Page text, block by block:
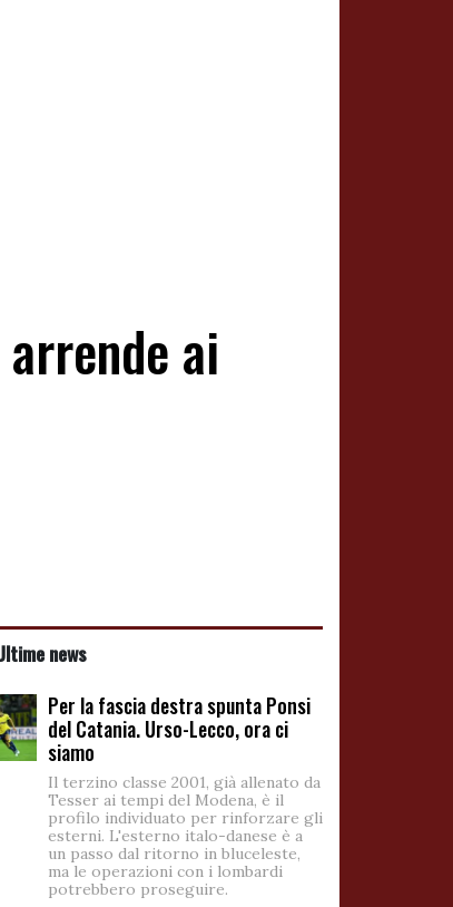
ai
news
Per la fascia destra spunta Ponsi
del Catania. Urso-Lecco, ora ci
siamo
Il terzino classe 2001, già allenato da
Tesser ai tempi del Modena, è il
profilo individuato per rinforzare gli
esterni. L'esterno italo-danese è a
un passo dal ritorno in bluceleste,
ma le operazioni con i lombardi
potrebbero proseguire.